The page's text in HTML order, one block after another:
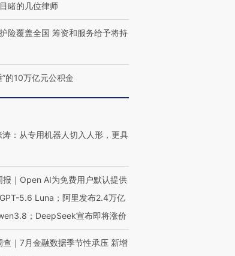
睹的几位律师
险覆盖全国 筹资和服务给予将持
”的10万亿元公积金
涛：从专用机器人切入人形，更具
报｜Open AI为免费用户默认提供
5.6 Luna；阿里发布2.4万亿
；DeepSeek宣布即将涨价
查｜7月金融数据季节性承压 新增